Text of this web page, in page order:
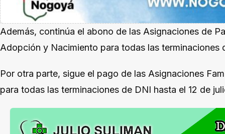
Además, continúa el abono de las Asignaciones de
Adopción y Nacimiento para todas las terminaciones
Por otra parte, sigue el pago de las Asignaciones
para todas las terminaciones de DNI hasta el 12 de